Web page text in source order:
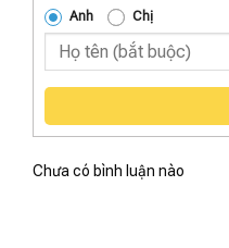
Anh Chị
Chưa có bình luận nào